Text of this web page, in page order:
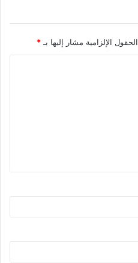
الحقول الإلزامية مشار إليها بـ*